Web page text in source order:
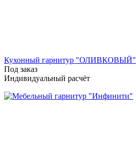
Кухонный гарнитур "ОЛИВКОВЫЙ"
Под заказ
Индивидуальный расчёт